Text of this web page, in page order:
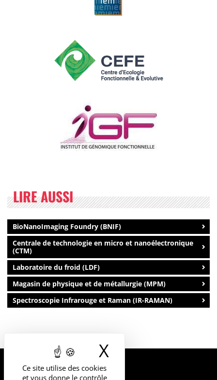
Ce site utilise des cookies
et vous donne le contrôle
X Masquer le
LIRE AUSSI
BioNanoImaging Foundry (BNIF)
Centrale de technologie en micro et nanoélectronique
(CTM)
Laboratoire du froid (LDF)
Magasin de physique et de métallurgie (MPM)
Spectroscopie Infrarouge et Raman (IR-RAMAN)
UNIVERSITÉ